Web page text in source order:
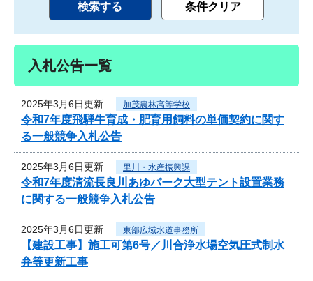
入札公告一覧
2025年3月6日更新 加茂農林高等学校
令和7年度飛騨牛育成・肥育用飼料の単価契約に関す
る一般競争入札公告
2025年3月6日更新 里川・水産振興課
令和7年度清流長良川あゆパーク大型テント設置業務
に関する一般競争入札公告
2025年3月6日更新 東部広域水道事務所
【建設工事】施工可第6号／川合浄水場空気圧式制水
弁等更新工事